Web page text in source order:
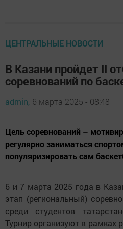
ЦЕНТРАЛЬНЫЕ НОВОСТИ
В Казани пройдет II
соревнований по
admin, 6 марта 2025 - 08:48
Цель соревнований –
регулярно заниматься
популяризировать сам
6 и 7 марта 2025 года в
этап (региональный)
среди студентов
Турнир организуют в рамках